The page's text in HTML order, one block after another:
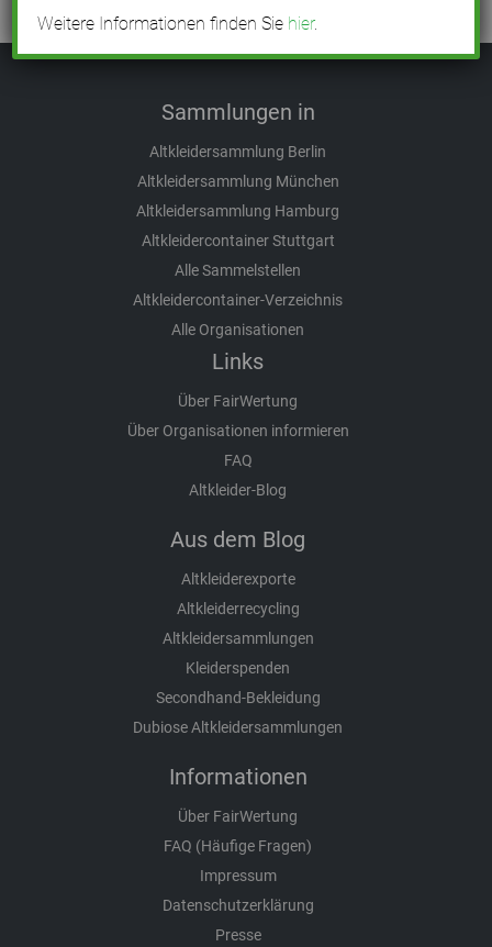
Sammlungen in
Altkleidersammlung Berlin
Altkleidersammlung München
Altkleidersammlung Hamburg
Altkleidercontainer Stuttgart
Alle Sammelstellen
Altkleidercontainer-Verzeichnis
Alle Organisationen
Links
Über FairWertung
Über Organisationen informieren
FAQ
Altkleider-Blog
Aus dem Blog
Altkleiderexporte
Altkleiderrecycling
Altkleidersammlungen
Kleiderspenden
Secondhand-Bekleidung
Dubiose Altkleidersammlungen
Informationen
Über FairWertung
FAQ (Häufige Fragen)
Impressum
Datenschutzerklärung
Presse
Weitere Informationen finden Sie hier.